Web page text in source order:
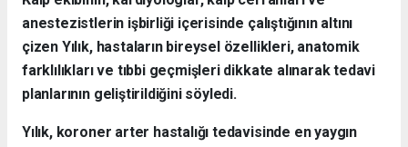
anestezistlerin işbirliği içerisinde çalıştığının altını
çizen Yılık, hastaların bireysel özellikleri, anatomik
farklılıkları ve tıbbi geçmişleri dikkate alınarak tedavi
planlarının geliştirildiğini söyledi.
Yılık, koroner arter hastalığı tedavisinde en yaygın